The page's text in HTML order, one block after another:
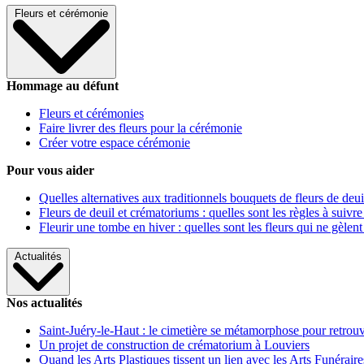
Fleurs et cérémonie
Hommage au défunt
Fleurs et cérémonies
Faire livrer des fleurs pour la cérémonie
Créer votre espace cérémonie
Pour vous aider
Quelles alternatives aux traditionnels bouquets de fleurs de
Fleurs de deuil et crématoriums : quelles sont les règles à
Fleurir une tombe en hiver : quelles sont les fleurs qui ne gèlent
Actualités
Nos actualités
Saint-Juéry-le-Haut : le cimetière se métamorphose pour
Un projet de construction de crématorium à Louviers
Quand les Arts Plastiques tissent un lien avec les Arts